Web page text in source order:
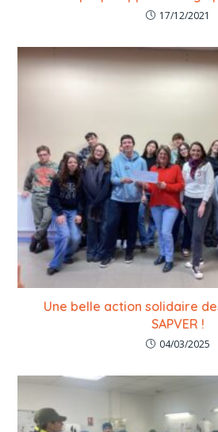
17/12/2021
Une belle action solidaire
SAPVER !
04/03/2025